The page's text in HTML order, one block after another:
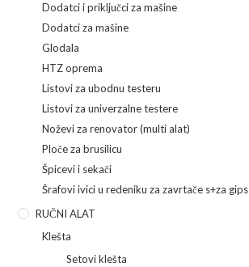
Dodatci i priključci za mašine
Dodatci za mašine
Glodala
HTZ oprema
Listovi za ubodnu testeru
Listovi za univerzalne testere
Noževi za renovator (multi alat)
Ploče za brusilicu
Špicevi i sekači
Šrafovi ivici u redeniku za zavrtače s+za gips
RUČNI ALAT
Klešta
Setovi klešta